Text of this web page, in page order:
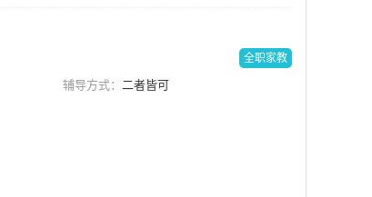
全职家教
辅导方式： 二者皆可